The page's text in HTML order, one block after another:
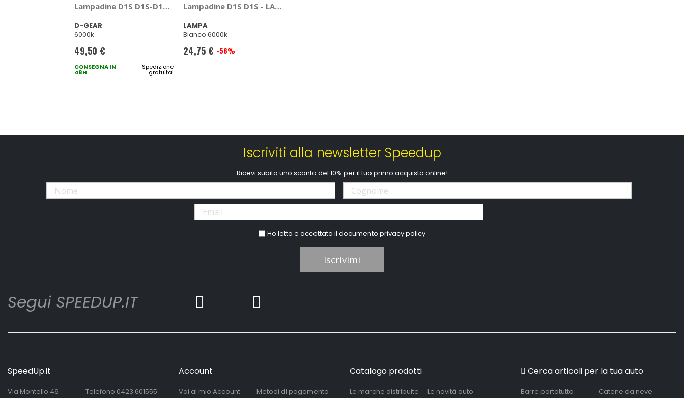
Lampadine D1S D1S-D1C-D1R Led Replacement bulb - D-GEAR
D-GEAR
6000k
49,50 €
CONSEGNA IN
48H
Spedizione
gratuita!
Lampadine D1S D1S - LAMPA
LAMPA
Bianco 6000k
Prezzo
24,75 € -56%
Iscriviti alla newsletter Speedup
Ricevi subito uno sconto del 10% per il tuo primo acquisto online!
Ho letto e accettato il documentoprivacy policy
Iscrivimi
Segui SPEEDUP.IT
SpeedUp.it
Via Montello 46 Telefono 0423.601555
Account
Vai al mio Account Metodi di pagamento
Catalogo prodotti
Le marche distribuite Le novità auto
Cerca articoli per la tua auto
Barre portatutto Catene da neve